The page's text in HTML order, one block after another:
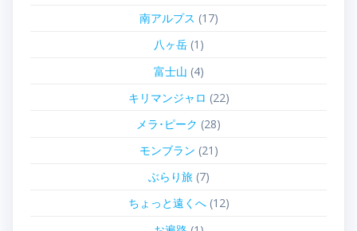
南アルプス (17)
八ヶ岳(1)
富士山 (4)
キリマンジャロ (22)
メラ･ピーク (28)
モンブラン (21)
ぶらり旅(7)
ちょっと遠くへ(12)